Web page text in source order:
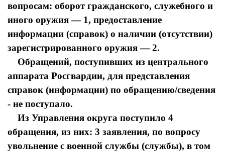
вопросам: оборот гражданского, служебного и
иного оружия — 1, предоставление
информации (справок) о наличии (отсутствии)
зарегистрированного оружия — 2.
Обращений, поступивших из центрального
аппарата Росгвардии, для представления
справок (информации) по обращению/сведения
- не поступало.
Из Управления округа поступило 4
обращения, из них: 3 заявления, по вопросу
увольнение с военной службы (службы), в том